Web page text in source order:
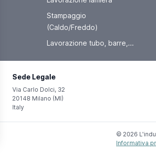
Stampaggio
(Caldo/Freddo)
Lavorazione tubo, barre,...
Sede Legale
Via Carlo Dolci, 32
20148 Milano (MI)
Italy
© 2026
Informativa